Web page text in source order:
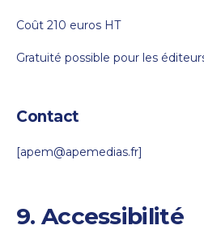
Coût 210 euros HT
Gratuité possible pour les
Contact
[apem@apemedias.fr]
9. Accessibilité